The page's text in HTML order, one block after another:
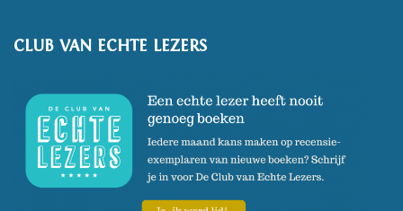
CLUB VAN ECHTE LEZERS